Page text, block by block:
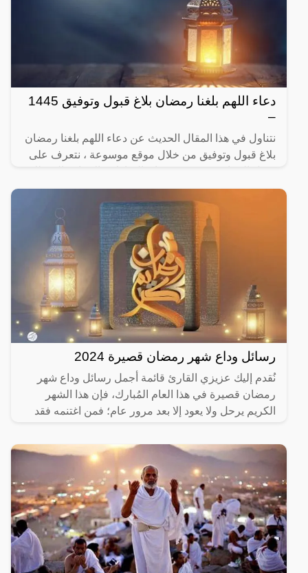
دعاء اللهم بلغنا رمضان بلاغ قبول وتوفيق 1445
–
نتناول في هذا المقال الحديث عن دعاء اللهم بلغنا رمضان
بلاغ قبول وتوفيق من خلال موقع موسوعة ، نتعرف على
عزيزي
رسائل وداع شهر رمضان قصيرة 2024
نُقدم إليك عزيزي القارئ قائمة أجمل رسائل وداع شهر
رمضان قصيرة في هذا العام المُبارك، فإن هذا الشهر
الكريم يرحل ولا يعود إلا بعد مرور عام؛ فمن اغتنمه فقد